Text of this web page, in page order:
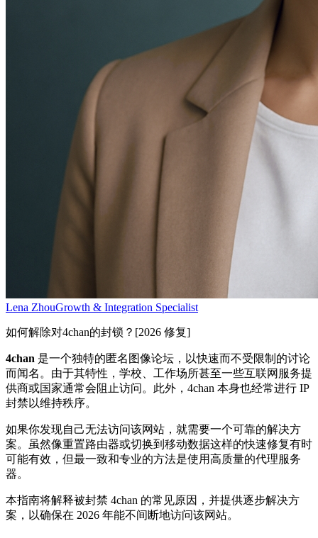
Lena ZhouGrowth & Integration Specialist
如何解除对4chan的封锁？[2026 修复]
4chan 是一个独特的匿名图像论坛，以快速而不受限制的讨论
而闻名。由于其特性，学校、工作场所甚至一些互联网服务提
供商或国家通常会阻止访问。此外，4chan 本身也经常进行 IP
封禁以维持秩序。
如果你发现自己无法访问该网站，就需要一个可靠的解决方
案。虽然像重置路由器或切换到移动数据这样的快速修复有时
可能有效，但最一致和专业的方法是使用高质量的代理服务
器。
本指南将解释被封禁 4chan 的常见原因，并提供逐步解决方
案，以确保在 2026 年能不间断地访问该网站。